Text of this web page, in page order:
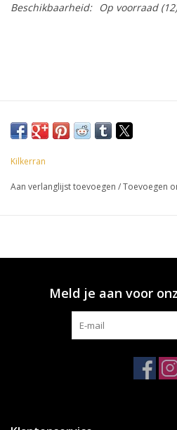
Beschikbaarheid: Op voorraad(12)
Kilkerran
Aan verlanglijst toevoegen /Toevoegen
Meld je aan voor